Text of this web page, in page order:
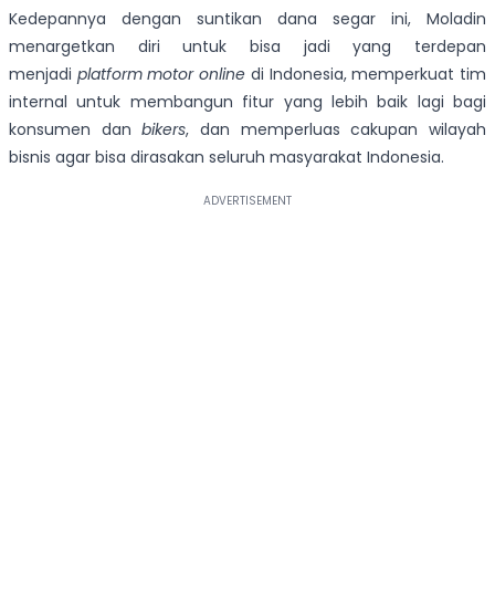
Kedepannya dengan suntikan dana segar ini, Moladin
menargetkan diri untuk bisa jadi yang terdepan
menjadi platform motor online di Indonesia, memperkuat tim
internal untuk membangun fitur yang lebih baik lagi bagi
konsumen danbikers, dan memperluas cakupan wilayah
bisnis agar bisa dirasakan seluruh masyarakat Indonesia.